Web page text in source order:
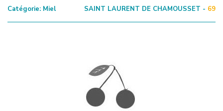
Catégorie: Miel SAINT LAURENT DE CHAMOUSSET - 69